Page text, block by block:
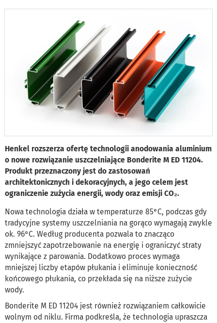
Henkel rozszerza ofertę technologii anodowania aluminium
o nowe rozwiązanie uszczelniające Bonderite M ED 11204.
Produkt przeznaczony jest do zastosowań
architektonicznych i dekoracyjnych, a jego celem jest
ograniczenie zużycia energii, wody oraz emisji CO₂.
Nowa technologia działa w temperaturze 85°C, podczas gdy
tradycyjne systemy uszczelniania na gorąco wymagają zwykle
ok. 96°C. Według producenta pozwala to znacząco
zmniejszyć zapotrzebowanie na energię i ograniczyć straty
wynikające z parowania. Dodatkowo proces wymaga
mniejszej liczby etapów płukania i eliminuje konieczność
końcowego płukania, co przekłada się na niższe zużycie
wody.
Bonderite M ED 11204 jest również rozwiązaniem całkowicie
wolnym od niklu. Firma podkreśla, że technologia upraszcza